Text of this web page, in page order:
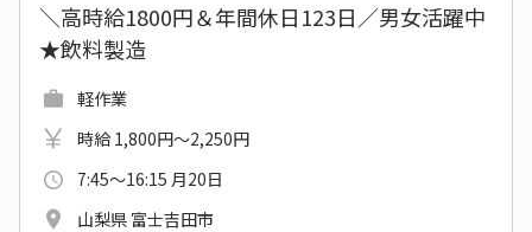
＼高時給1800円＆年間休日123日／男女活躍中
★飲料製造
軽作業
時給 1,800円～2,250円
7:45～16:15 月20日
山梨県 富士吉田市